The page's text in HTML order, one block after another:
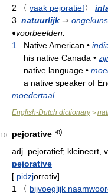
2
〈 vaak pejoratief〉
3 natuurlijk ⇒
♦voorbeelden:
1
Native American •
his native Canada •
native language •
a native speaker of
moedertaal
English-Dutch dictionary>
10
pejorative
adj. pejoratief; kleineert,
pejorative
[ pidzjorrətiv]
1
〈 bijvoeglijk